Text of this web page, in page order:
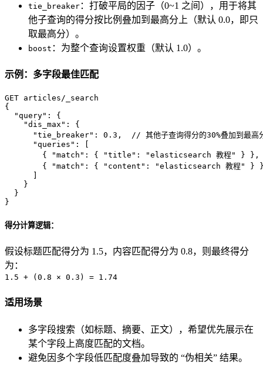
tie_breaker ：打破平局的因子（0~1 之间），用于将其
他子查询的得分按比例叠加到最高分上（默认 0.0，即只
取最高分）。
boost ：为整个查询设置权重（默认 1.0）。
示例：多字段最佳匹配
{
"query" :
{
"dis_max" :
{
"tie_breaker" : 0.3 ,
// 其他子查询得分的30%叠加到最高
"queries" :
[
{
"match" : { "title" : "elasticsearch 教程" } } ,
{
"match" : { "content" : "elasticsearch 教程" }
]
}
}
}
得分计算逻辑：
假设标题匹配得分为 1.5，内容匹配得分为 0.8，则最终得分
为：
1.5 + (0.8 × 0.3) = 1.74
适用场景
多字段搜索（如标题、摘要、正文），希望优先展示在
某个字段上高度匹配的文档。
避免因多个字段低匹配度叠加导致的 “伪相关” 结果。